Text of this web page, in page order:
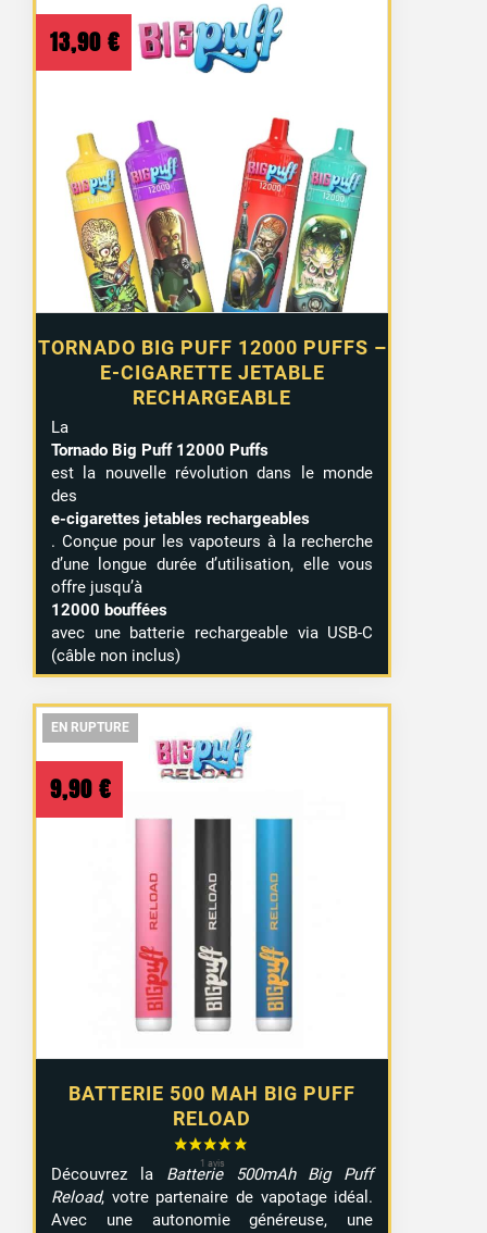
TORNADO BIG PUFF 12000 PUFFS –
E-CIGARETTE JETABLE
RECHARGEABLE
13,90 €
La
Tornado Big Puff 12000 Puffs
est la nouvelle révolution dans le monde
des
e-cigarettes jetables rechargeables
. Conçue pour les vapoteurs à la recherche
d’une longue durée d’utilisation, elle vous
offre jusqu’à
12000 bouffées
avec une batterie rechargeable via USB-C
(câble non inclus)
EN RUPTURE
EN RUPTURE
BATTERIE 500 MAH BIG PUFF
RELOAD
9,90 €
Découvrez la Batterie 500mAh Big Puff
Reload, votre partenaire de vapotage idéal.
Avec une autonomie généreuse, une
EN RUPTURE